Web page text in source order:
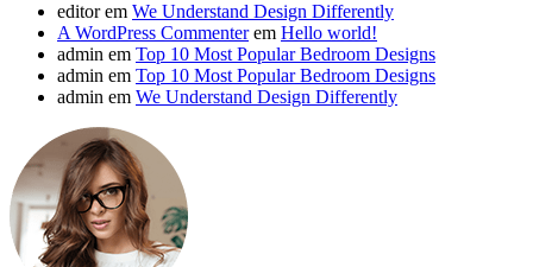
editorem We Understand Design Differently
A WordPress Commenterem Hello world!
admin em Top 10 Most Popular Bedroom Designs
admin em Top 10 Most Popular Bedroom Designs
admin em We Understand Design Differently